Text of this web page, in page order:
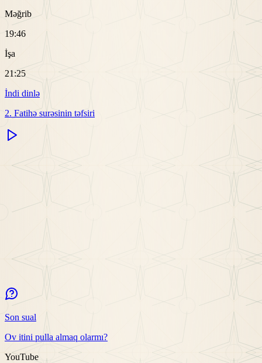
Məğrib
19:46
İşa
21:25
İndi dinlə
2. Fatihə surəsinin təfsiri
Son sual
Ov itini pulla almaq olarmı?
YouTube